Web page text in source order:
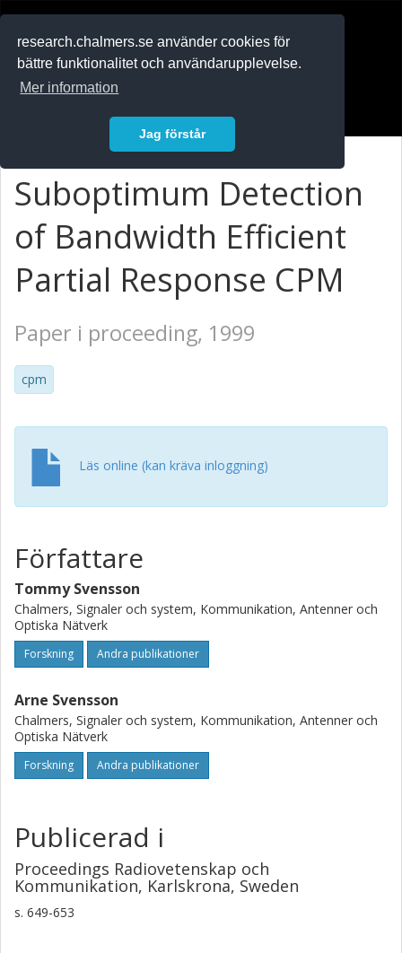
research.chalmers.se använder cookies för
bättre funktionalitet och användarupplevelse.
Mer information
Jag förstår
Suboptimum Detection
of Bandwidth Efficient
Partial Response CPM
Paper i proceeding, 1999
cpm
Läs online (kan kräva inloggning)
Författare
Tommy Svensson
Chalmers, Signaler och system, Kommunikation, Antenner och
Optiska Nätverk
Forskning Andra publikationer
Arne Svensson
Chalmers, Signaler och system, Kommunikation, Antenner och
Optiska Nätverk
Forskning Andra publikationer
Publicerad i
Proceedings Radiovetenskap och
Kommunikation, Karlskrona, Sweden
s. 649-653